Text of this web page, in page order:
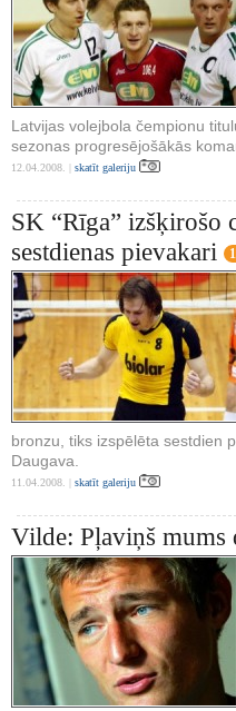
Latvijas volejbola čempionu
sezonas progresējošākās
12.04.2008. | skatīt galeriju
SK “Rīga” izšķirošo
sestdienas pievakari
bronzu, tiks izspēlēta sestdien
Daugava.
11.04.2008. | skatīt galeriju
Vilde: Pļaviņš mums